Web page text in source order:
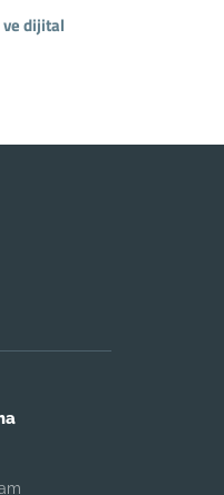
ve dijital